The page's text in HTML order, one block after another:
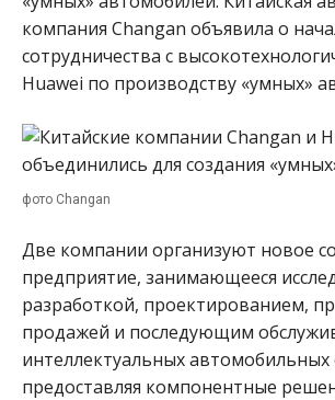
компания Changan объявила о
сотрудничества с
Huawei по производству «умных»
фото Changan
Две компании организуют новое
предприятие, занимающееся
разработкой, проектированием,
продажей и последующим
интеллектуальных автомобильных
предоставляя компонентные